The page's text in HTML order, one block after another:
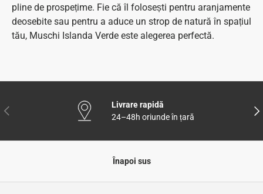
pline de prospețime. Fie că îl folosești pentru aranjamente
deosebite sau pentru a aduce un strop de natură în spațiul
tău, Muschi Islanda Verde este alegerea perfectă.
Anterior
Livrare rapidă
24–48h oriunde în țară
Înapoi sus